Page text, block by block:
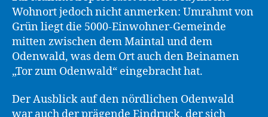
Wohnort jedoch nicht anmerken: Umrahmt von
Grün liegt die 5000-Einwohner-Gemeinde
mitten zwischen dem Maintal und dem
Odenwald, was dem Ort auch den Beinamen
„Tor zum Odenwald“ eingebracht hat.
Der Ausblick auf den nördlichen Odenwald